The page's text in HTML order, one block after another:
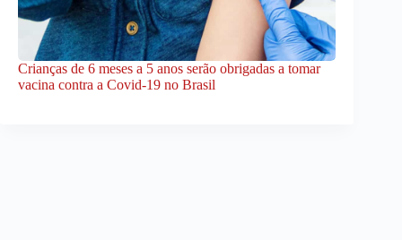
Crianças de 6 meses a 5 anos serão obrigadas a tomar
vacina contra a Covid-19 no Brasil